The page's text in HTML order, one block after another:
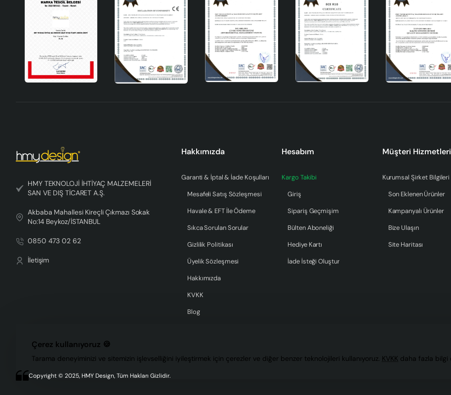
Çerez kullanıyoruz 🍪
Tarama deneyiminizi ve sitemizin işlevselliğini iyileştirmek için çerezler ve diğer benzer teknolojileri kullanıyoruz. KVKK daha fazla bilgi
HMY TEKNOLOJİ İHTİYAÇ MALZEMELERİ
SAN VE DIŞ TİCARET A.Ş.
Akbaba Mahallesi Kireçli Çıkmazı Sokak
No:14 Beykoz/İSTANBUL
0850 473 02 62
İletişim
Hakkımızda
Garanti & İptal & İade Koşulları
Mesafeli Satış Sözleşmesi
Havale & EFT İle Ödeme
Sıkca Sorulan Sorular
Gizlilik Politikası
Üyelik Sözleşmesi
Hakkımızda
KVKK
Blog
Hesabım
Kargo Takibi
Giriş
Sipariş Geçmişim
Bülten Aboneliği
Hediye Kartı
İade İsteği Oluştur
Müşteri Hizmetleri
Kurumsal Şirket Bilgileri
Son Eklenen Ürünler
Kampanyalı Ürünler
Bize Ulaşın
Site Haritası
Copyright © 2025, HMY Design, Tüm Hakları Gizlidir.